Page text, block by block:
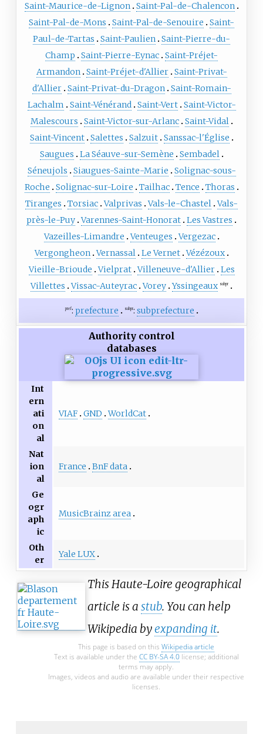
Saint-Maurice-de-Lignon Saint-Pal-de-Chalencon
Saint-Pal-de-Mons
Saint-Pal-de-Senouire
Saint-
Paul-de-Tartas
Saint-Paulien Saint-Pierre-du-
Champ
Saint-Pierre-Eynac Saint-Préjet-
Armandon Saint-Préjet-d'Allier Saint-Privat-
d'Allier Saint-Privat-du-Dragon Saint-Romain-
Lachalm
Saint-Vénérand Saint-Vert Saint-Victor-
Malescours
Saint-Victor-sur-Arlanc Saint-Vidal
Saint-Vincent Salettes Salzuit Sanssac-l'Église
Saugues
La Séauve-sur-Semène
Sembadel
Séneujols
Siaugues-Sainte-Marie
Solignac-sous-
Roche
Solignac-sur-Loire Tailhac Tence
Thoras
Tiranges
Torsiac Valprivas Vals-le-Chastel Vals-
près-le-Puy Varennes-Saint-Honorat Les Vastres
Vazeilles-Limandre Venteuges Vergezac
Vergongheon Vernassal Le Vernet Vézézoux
Vieille-Brioude Vielprat Villeneuve-d'Allier Les
Villettes
Vissac-Auteyrac Vorey Yssingeaux subpr
pref: prefecture subpr: subprefecture
Authority control
databases
Int
ern
ati
on
al
VIAF GND WorldCat
Nat
ion
al
France BnF data
Ge
ogr
aph
ic
MusicBrainz area
Oth
er
Yale LUX
This Haute-Loire geographical
article is a stub. You can help
Wikipedia byexpanding it.
This page is based on this Wikipedia article
Text is available under the CC BY-SA 4.0license; additional
terms may apply.
Images, videos and audio are available under their respective
licenses.